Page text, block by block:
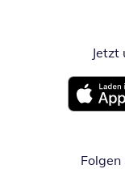
Jetzt
Öffnet in